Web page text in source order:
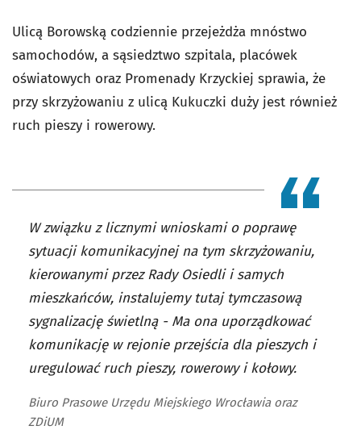
Ulicą Borowską codziennie przejeżdża mnóstwo
samochodów, a sąsiedztwo szpitala, placówek
oświatowych oraz Promenady Krzyckiej sprawia, że
przy skrzyżowaniu z ulicą Kukuczki duży jest również
ruch pieszy i rowerowy.
W związku z licznymi wnioskami o poprawę
sytuacji komunikacyjnej na tym skrzyżowaniu,
kierowanymi przez Rady Osiedli i samych
mieszkańców, instalujemy tutaj tymczasową
sygnalizację świetlną - Ma ona uporządkować
komunikację w rejonie przejścia dla pieszych i
uregulować ruch pieszy, rowerowy i kołowy.
Biuro Prasowe Urzędu Miejskiego Wrocławia oraz
ZDiUM